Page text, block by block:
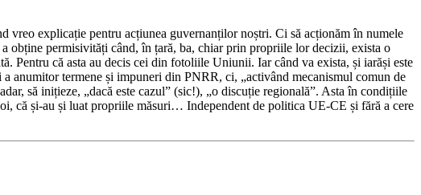
vreo explicație pentru acțiunea guvernanților noștri. Ci să acționăm în numele
obține permisivități când, în țară, ba, chiar prin propriile lor decizii, exista o
Pentru că asta au decis cei din fotoliile Uniunii. Iar când va exista, și iarăși este
anumitor termene și impuneri din PNRR, ci, „activând mecanismul comun de
să inițieze, „dacă este cazul” (sic!), „o discuție regională”. Asta în condițiile
că și-au și luat propriile măsuri… Independent de politica UE-CE și fără a cere